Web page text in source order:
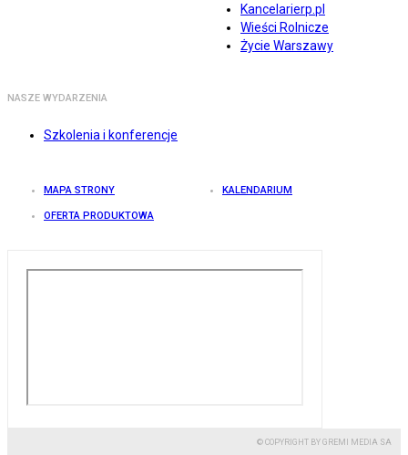
Kancelarierp.pl
Wieści Rolnicze
Życie Warszawy
NASZE WYDARZENIA
Szkolenia i konferencje
MAPA STRONY KALENDARIUM
OFERTA PRODUKTOWA
© COPYRIGHT BY GREMI MEDIA SA